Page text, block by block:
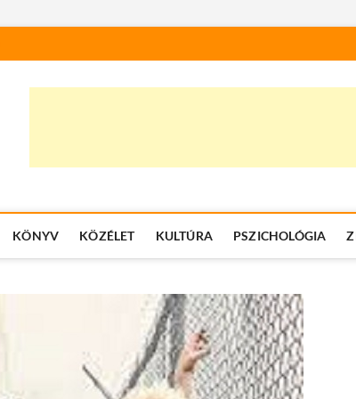
KÖNYV KÖZÉLET KULTÚRA PSZICHOLÓGIA